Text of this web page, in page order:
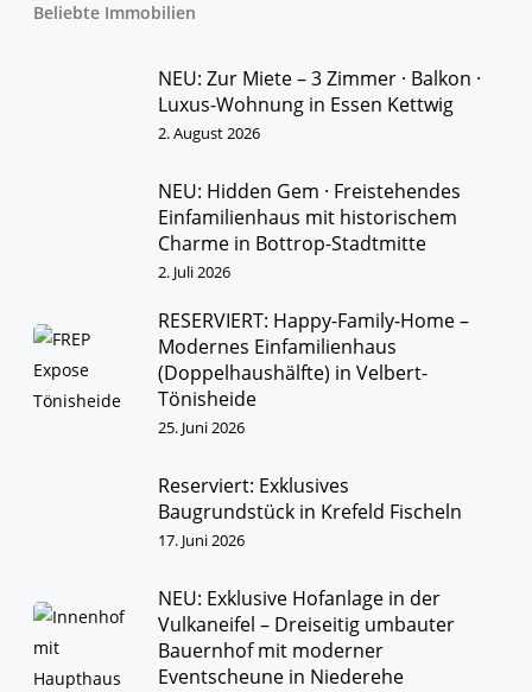
Beliebte Immobilien
NEU: Zur Miete – 3 Zimmer · Balkon ·
Luxus-Wohnung in Essen Kettwig
2. August 2026
NEU: Hidden Gem · Freistehendes
Einfamilienhaus mit historischem
Charme in Bottrop-Stadtmitte
2. Juli 2026
RESERVIERT: Happy-Family-Home –
Modernes Einfamilienhaus
(Doppelhaushälfte) in Velbert-
Tönisheide
25. Juni 2026
Reserviert: Exklusives
Baugrundstück in Krefeld Fischeln
17. Juni 2026
NEU: Exklusive Hofanlage in der
Vulkaneifel – Dreiseitig umbauter
Bauernhof mit moderner
Eventscheune in Niederehe